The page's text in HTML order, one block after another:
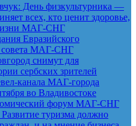
День физкультурника —
всех, кто ценит здоровье,
МАГ-СНГ
Евразийского
МАГ-СНГ
снимут для
сербских зрителей
канала МАГ-города
во Владивостоке
форум МАГ-СНГ
туризма должно